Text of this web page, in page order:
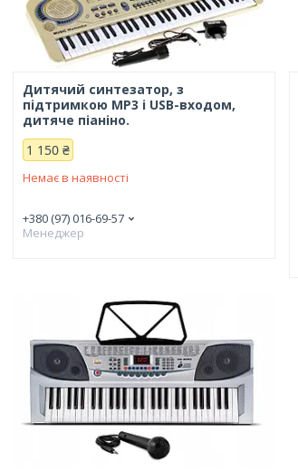
Дитячий синтезатор, з
підтримкою MP3 і USB-входом,
дитяче піаніно.
1 150 ₴
Немає в наявності
+380 (97) 016-69-57
Менеджер